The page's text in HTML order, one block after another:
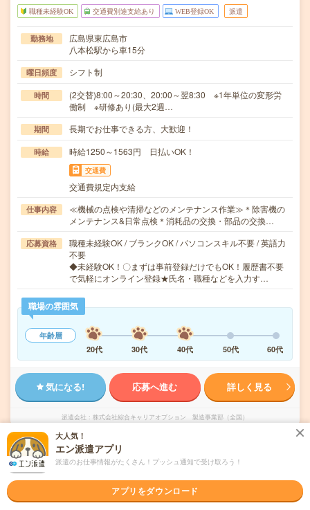
職種未経験OK 交通費別途支給あり WEB登録OK 派遣
勤務地
広島県東広島市
八本松駅から車15分
曜日頻度 シフト制
時間
(2交替)8:00～20:30、20:00～翌8:30 ※1年単位の変形労
働制 ※研修あり(最大2週…
期間 長期でお仕事できる方、大歓迎！
時給 時給1250～1563円 日払いOK！
交通費
交通費規定内支給
仕事内容
≪機械の点検や清掃などのメンテナンス作業≫＊除害機の
メンテナンス&日常点検＊消耗品の交換・部品の交換…
応募資格
職種未経験OK / ブランクOK / パソコンスキル不要 / 英語力
不要
◆未経験OK！〇まずは事前登録だけでもOK！履歴書不要
で気軽にオンライン登録★氏名・職種などを入力す…
職場の雰囲気
年齢層
20代
30代 40代 50代 60代
気になる! 応募へ進む 詳しく見る
派遣会社 株式会社綜合キャリアオプション 製造事業部（全国）
未読 掲載日 2026/08/05
【未経験OK！】半導体製造機のメンテナンス
に使う機械の点検/日払いOK
大人気！
エン派遣アプリ
派遣のお仕事情報がたくさん！プッシュ通知で受け取ろう！
アプリをダウンロード